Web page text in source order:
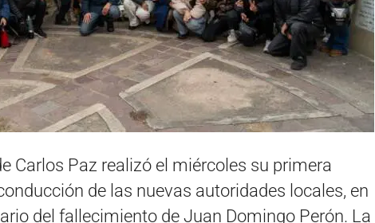
Carlos Paz realizó el miércoles su primera
de las nuevas autoridades locales, en
del fallecimiento de Juan Domingo Perón. La